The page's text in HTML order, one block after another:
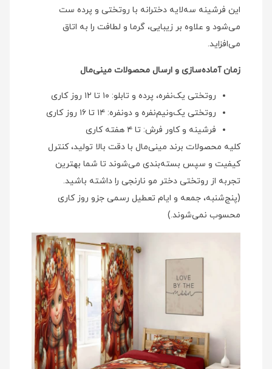
این فرشینه سه‌لایه دخترانه با روتختی و پرده ست
می‌شود و علاوه بر زیبایی، گرما و لطافت را به اتاق
می‌افزاید.
زمان آماده‌سازی و ارسال محصولات مینی‌مال
روتختی یک‌نفره، پرده و تابلو: ۱۰ تا ۱۲ روز کاری
روتختی یک‌ونیم‌نفره و دونفره: ۱۴ تا ۱۶ روز کاری
فرشینه و کاور فرش: تا ۴ هفته کاری
کلیه محصولات برند مینی‌مال با دقت بالا تولید، کنترل
کیفیت و سپس بسته‌بندی می‌شوند تا شما بهترین
تجربه از روتختی دختر مو نارنجی را داشته باشید.
(پنج‌شنبه، جمعه و ایام تعطیل رسمی جزو روز کاری
محسوب نمی‌شوند.)